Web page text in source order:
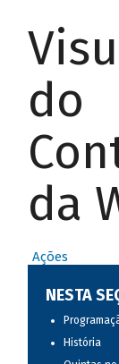
do
da
Ações
NESTA
História